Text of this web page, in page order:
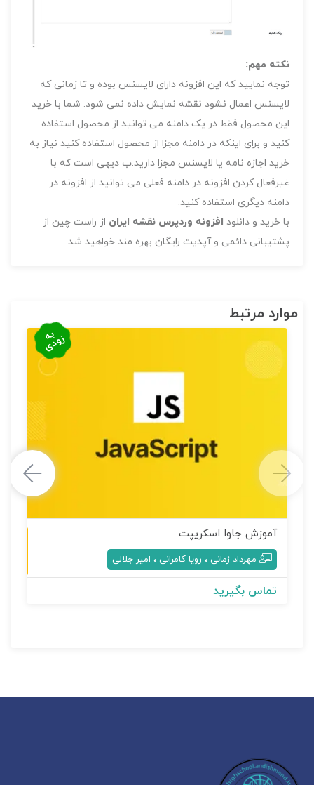
نکته مهم:
توجه نمایید که این افزونه دارای لایسنس بوده و تا زمانی که
لایسنس اعمال نشود نقشه نمایش داده نمی شود. شما با خرید
این محصول فقط در یک دامنه می توانید از محصول استفاده
کنید و برای اینکه در دامنه مجزا از محصول استفاده کنید نیاز به
خرید اجازه نامه یا لایسنس مجزا دارید.ب دیهی است که با
غیرفعال کردن افزونه در دامنه فعلی می توانید از افزونه در
دامنه دیگری استفاده کنید.
با خرید و دانلود افزونه وردپرس نقشه ایران از راست چین از
پشتیبانی دائمی و آپدیت رایگان بهره مند خواهید شد.
موارد مرتبط
به
زودی
آموزش جاوا اسکریپت
مهرداد زمانی ، رویا کامرانی ، امیر جلالی
تماس بگیرید